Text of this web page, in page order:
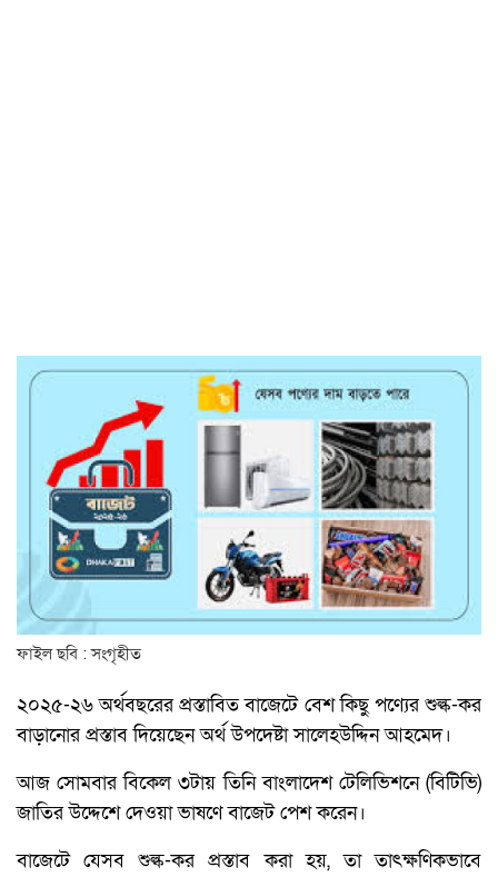
ফাইল ছবি : সংগৃহীত
২০২৫-২৬ অর্থবছরের প্রস্তাবিত বাজেটে বেশ কিছু পণ্যের শুল্ক-কর
বাড়ানোর প্রস্তাব দিয়েছেন অর্থ উপদেষ্টা সালেহউদ্দিন আহমেদ।
আজ সোমবার বিকেল ৩টায় তিনি বাংলাদেশ টেলিভিশনে (বিটিভি)
জাতির উদ্দেশে দেওয়া ভাষণে বাজেট পেশ করেন।
বাজেটে যেসব শুল্ক-কর প্রস্তাব করা হয়, তা তাৎক্ষণিকভাবে